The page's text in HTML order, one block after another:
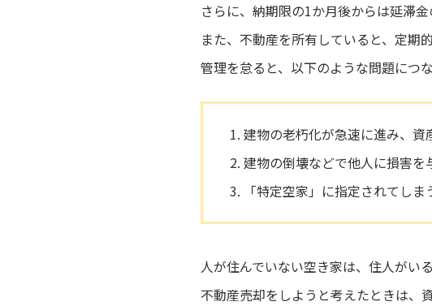
さらに、納期限の1か月後からは延滞
また、不動産を所有していると、定期
管理を怠ると、以下のような問題につ
建物の老朽化が急速に進み、
建物の倒壊などで他人に損害を
「特定空家」に指定されてしま
人が住んでいない空き家は、住人がい
不動産売却をしようと考えたときは、